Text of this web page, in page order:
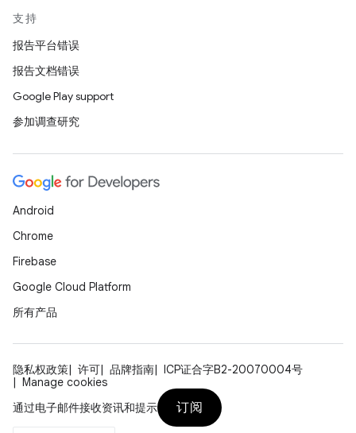
支持
报告平台错误
报告文档错误
Google Play support
参加调查研究
Android
Chrome
Firebase
Google Cloud Platform
所有产品
隐私权政策 许可 品牌指南
ICP证合字B2-20070004号
Manage cookies
通过电子邮件接收资讯和提示
订阅